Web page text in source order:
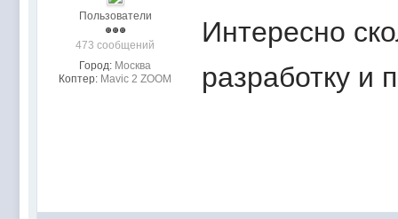
Пользователи
473 сообщений
Город: Москва
Коптер: Mavic 2 ZOOM
Интересно
разработку и